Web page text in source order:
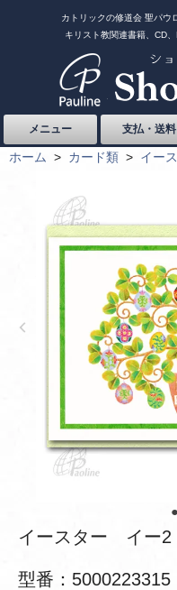
カトリックの修道会 聖パウ
キリスト教関連書籍、CD
メニュー 支払・送料
ホーム > カード類 > イー
イースター イー2
型番：5000223315